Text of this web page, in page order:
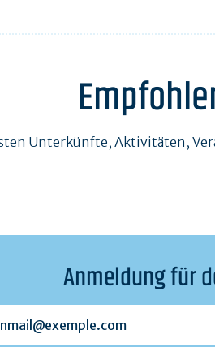
Unterkünfte, Aktivitäten,
Anmeldung für